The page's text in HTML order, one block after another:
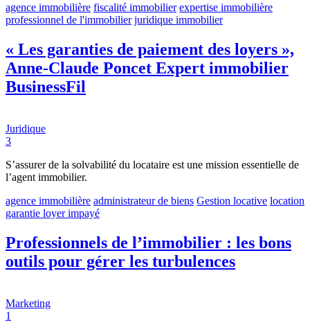
agence immobilière fiscalité immobilier expertise immobilière
professionnel de l'immobilier juridique immobilier
« Les garanties de paiement des loyers »,
Anne-Claude Poncet Expert immobilier
BusinessFil
Juridique
3
S’assurer de la solvabilité du locataire est une mission essentielle de
l’agent immobilier.
agence immobilière administrateur de biens Gestion locative location
garantie loyer impayé
Professionnels de l’immobilier : les bons
outils pour gérer les turbulences
Marketing
1